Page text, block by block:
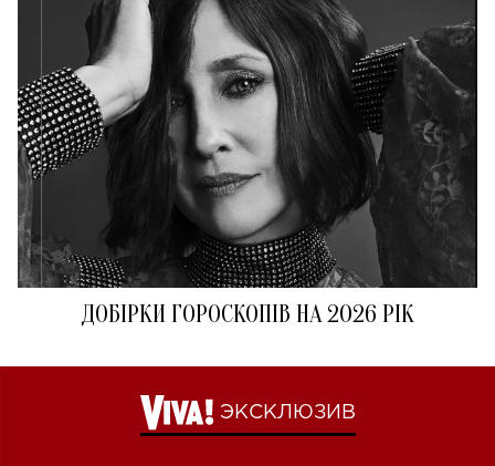
ДОБІРКИ ГОРОСКОПІВ НА 2026 РІК
ЭКСКЛЮЗИВ